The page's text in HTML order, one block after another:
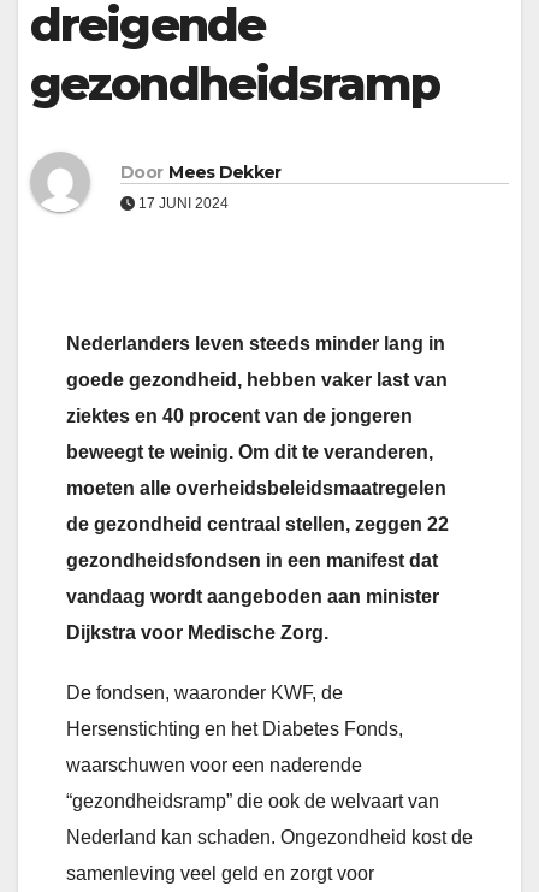
dreigende
gezondheidsramp
Door Mees Dekker
17 JUNI 2024
Nederlanders leven steeds minder lang in
goede gezondheid, hebben vaker last van
ziektes en 40 procent van de jongeren
beweegt te weinig. Om dit te veranderen,
moeten alle overheidsbeleidsmaatregelen
de gezondheid centraal stellen, zeggen 22
gezondheidsfondsen in een manifest dat
vandaag wordt aangeboden aan minister
Dijkstra voor Medische Zorg.
De fondsen, waaronder KWF, de
Hersenstichting en het Diabetes Fonds,
waarschuwen voor een naderende
“gezondheidsramp” die ook de welvaart van
Nederland kan schaden. Ongezondheid kost de
samenleving veel geld en zorgt voor